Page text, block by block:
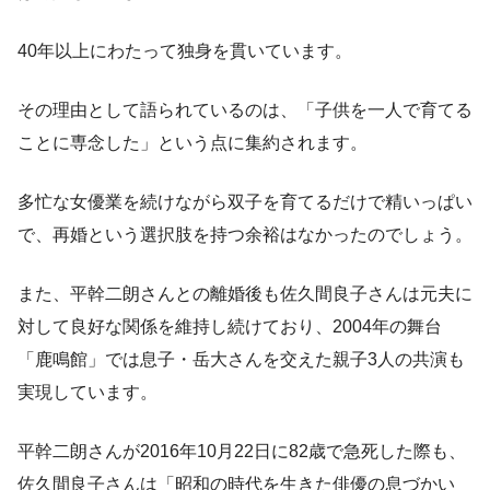
40年以上にわたって独身を貫いています。
その理由として語られているのは、「子供を一人で育てる
ことに専念した」という点に集約されます。
多忙な女優業を続けながら双子を育てるだけで精いっぱい
で、再婚という選択肢を持つ余裕はなかったのでしょう。
また、平幹二朗さんとの離婚後も佐久間良子さんは元夫に
対して良好な関係を維持し続けており、2004年の舞台
「鹿鳴館」では息子・岳大さんを交えた親子3人の共演も
実現しています。
平幹二朗さんが2016年10月22日に82歳で急死した際も、
佐久間良子さんは「昭和の時代を生きた俳優の息づかい